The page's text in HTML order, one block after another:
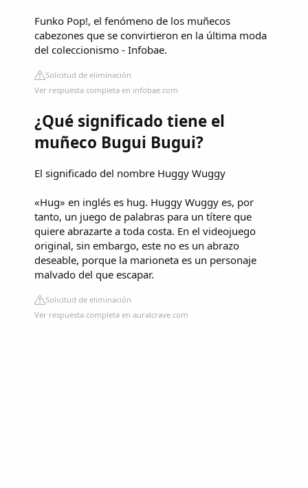
Funko Pop!, el fenómeno de los muñecos
cabezones que se convirtieron en la última moda
del coleccionismo - Infobae.
Solicitud de eliminación
Ver respuesta completa en infobae.com
¿Qué significado tiene el
muñeco Bugui Bugui?
El significado del nombre Huggy Wuggy
«Hug» en inglés es hug. Huggy Wuggy es, por
tanto, un juego de palabras para un títere que
quiere abrazarte a toda costa. En el videojuego
original, sin embargo, este no es un abrazo
deseable, porque la marioneta es un personaje
malvado del que escapar.
Solicitud de eliminación
Ver respuesta completa en auralcrave.com